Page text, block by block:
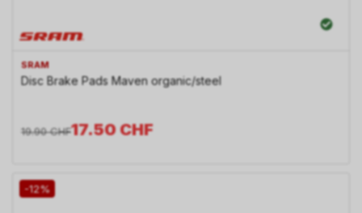
SRAM
Disc Brake Pads Maven organic/steel
17.50CHF
19.90 CHF
-12%